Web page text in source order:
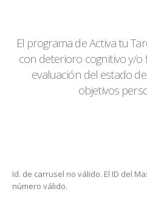
El programa de Activa tu
con deterioro cognitivo y/o
evaluación del estado
objetivos
Id. de carrusel no válido. El ID del
número válido.